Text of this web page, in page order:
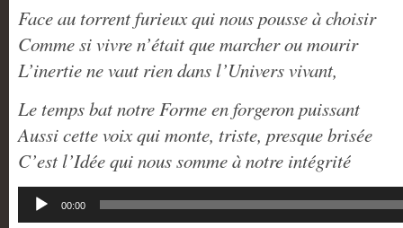
Face au torrent furieux qui nous pousse à choisir
Comme si vivre n’était que marcher ou mourir
L’inertie ne vaut rien dans l’Univers vivant,
Le temps bat notre Forme en forgeron puissant
Aussi cette voix qui monte, triste, presque brisée
C’est l’Idée qui nous somme à notre intégrité
Lecteur
audio
00:00